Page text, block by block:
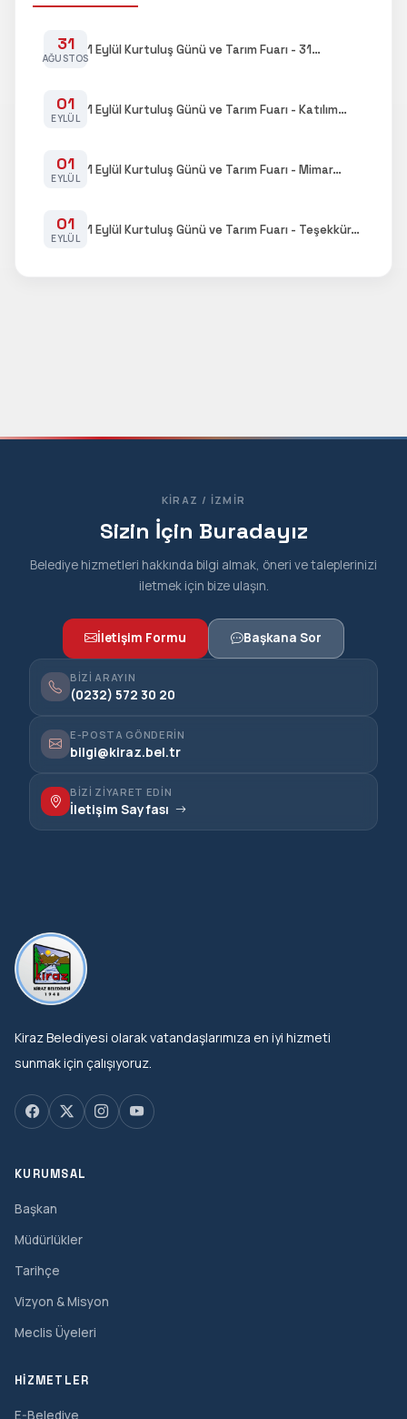
31
AĞUSTOS
1 Eylül Kurtuluş Günü ve Tarım Fuarı - 31…
01
EYLÜL
1 Eylül Kurtuluş Günü ve Tarım Fuarı - Katılım…
01
EYLÜL
1 Eylül Kurtuluş Günü ve Tarım Fuarı - Mimar…
01
EYLÜL
1 Eylül Kurtuluş Günü ve Tarım Fuarı - Teşekkür…
KIRAZ / İZMIR
Sizin İçin Buradayız
Belediye hizmetleri hakkında bilgi almak, öneri ve taleplerinizi
iletmek için bize ulaşın.
İletişim Formu Başkana Sor
BIZI ARAYIN
(0232) 572 30 20
E-POSTA GÖNDERIN
bilgi@kiraz.bel.tr
BIZI ZIYARET EDIN
İletişim Sayfası
Kiraz Belediyesi olarak vatandaşlarımıza en iyi hizmeti
sunmak için çalışıyoruz.
KURUMSAL
Başkan
Müdürlükler
Tarihçe
Vizyon & Misyon
Meclis Üyeleri
HIZMETLER
E-Belediye